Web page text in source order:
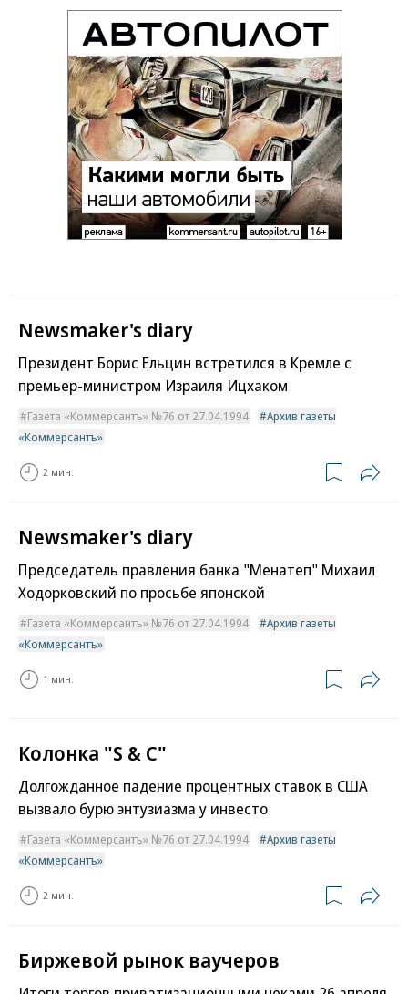
Newsmaker's diary
Президент Борис Ельцин встретился в Кремле с
премьер-министром Израиля Ицхаком
Газета «Коммерсантъ» №76 от 27.04.1994
Архив газеты
«Коммерсантъ»
2 мин.
Newsmaker's diary
Председатель правления банка "Менатеп" Михаил
Ходорковский по просьбе японской
Газета «Коммерсантъ» №76 от 27.04.1994
Архив газеты
«Коммерсантъ»
1 мин.
Колонка "S & C"
Долгожданное падение процентных ставок в США
вызвало бурю энтузиазма у инвесто
Газета «Коммерсантъ» №76 от 27.04.1994
Архив газеты
«Коммерсантъ»
2 мин.
Биржевой рынок ваучеров